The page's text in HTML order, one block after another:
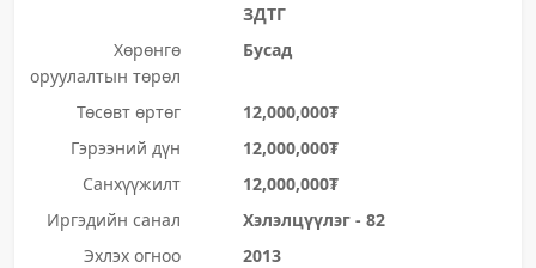
ЗДТГ
Хөрөнгө
оруулалтын төрөл
Бусад
Төсөвт өртөг
12,000,000₮
Гэрээний дүн
12,000,000₮
Санхүүжилт
12,000,000₮
Иргэдийн санал
Хэлэлцүүлэг - 82
Эхлэх огноо
2013